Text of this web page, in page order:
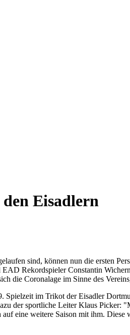
Eisadlern
sind, können nun die ersten
Rekordspieler Constantin
die Coronalage im Sinne des
Spielzeit im Trikot der Eisadler
der sportliche Leiter Klaus Picker:
eine weitere Saison mit ihm.